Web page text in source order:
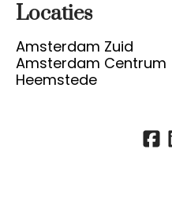
Locaties
Amsterdam Zuid
Amsterdam Centrum
Heemstede